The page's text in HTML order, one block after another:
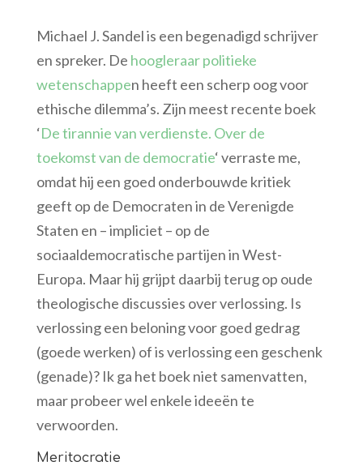
Michael J. Sandel is een begenadigd schrijver
en spreker. De hoogleraar politieke
wetenschappen heeft een scherp oog voor
ethische dilemma’s. Zijn meest recente boek
‘De tirannie van verdienste. Over de
toekomst van de democratie‘ verraste me,
omdat hij een goed onderbouwde kritiek
geeft op de Democraten in de Verenigde
Staten en – impliciet – op de
sociaaldemocratische partijen in West-
Europa. Maar hij grijpt daarbij terug op oude
theologische discussies over verlossing. Is
verlossing een beloning voor goed gedrag
(goede werken) of is verlossing een geschenk
(genade)? Ik ga het boek niet samenvatten,
maar probeer wel enkele ideeën te
verwoorden.
Meritocratie